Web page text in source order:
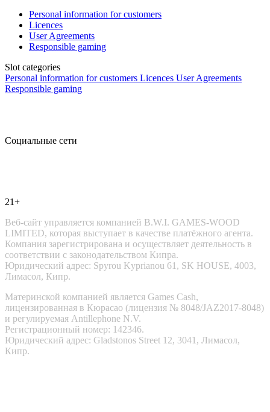
Personal information for customers
Licences
User Agreements
Responsible gaming
Slot categories
Personal information for customers Licences User Agreements
Responsible gaming
Социальные сети
21+
Веб-сайт управляется компанией B.W.I. GAMES-WOOD
LIMITED, которая выступает в качестве платёжного агента.
Компания зарегистрирована и осуществляет деятельность в
соответствии с законодательством Кипра.
Юридический адрес: Spyrou Kyprianou 61, SK HOUSE, 4003,
Лимасол, Кипр.
Материнской компанией является Games Cash,
лицензированная в Кюрасао (лицензия № 8048/JAZ2017-8048)
и регулируемая Antillephone N.V.
Регистрационный номер: 142346.
Юридический адрес: Gladstonos Street 12, 3041, Лимасол,
Кипр.